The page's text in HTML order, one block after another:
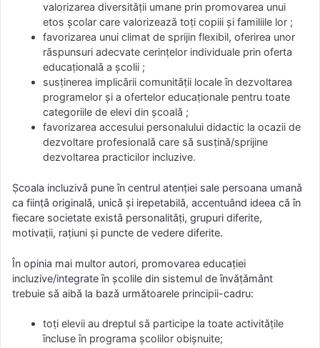
valorizarea diversitǎṭii umane prin promovarea unui
etos şcolar care valorizeazǎ toṭi copiii şi familiile lor ;
favorizarea unui climat de sprijin flexibil, oferirea unor
rǎspunsuri adecvate cerinṭelor individuale prin oferta
educaṭionalǎ a şcolii ;
susṭinerea implicǎrii comunitǎṭii locale ȋn dezvoltarea
programelor şi a ofertelor educaṭionale pentru toate
categoriile de elevi din şcoalǎ ;
favorizarea accesului personalului didactic la ocazii de
dezvoltare profesionalǎ care sǎ susṭinǎ/sprijine
dezvoltarea practicilor incluzive.
Ṣcoala incluzivǎ pune ȋn centrul atenṭiei sale persoana umanǎ
ca fiinṭǎ originalǎ, unicǎ şi irepetabilǎ, accentuând ideea cǎ ȋn
fiecare societate existǎ personalitǎṭi, grupuri diferite,
motivaṭii, raṭiuni şi puncte de vedere diferite.
În opinia mai multor autori, promovarea educaṭiei
incluzive/integrate ȋn şcolile din sistemul de ȋnvǎṭǎmânt
trebuie sǎ aibǎ la bazǎ urmǎtoarele principii-cadru:
toṭi elevii au dreptul sǎ participe la toate activitǎṭile
ȋncluse ȋn programa şcolilor obişnuite;